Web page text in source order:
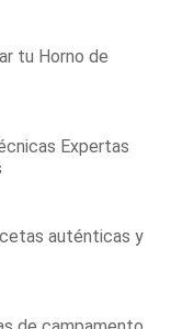
tu Horno de
Expertas
auténticas y